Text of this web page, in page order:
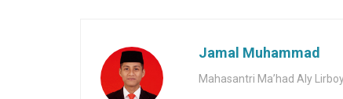
Jamal Muhammad
Mahasantri Ma’had Aly